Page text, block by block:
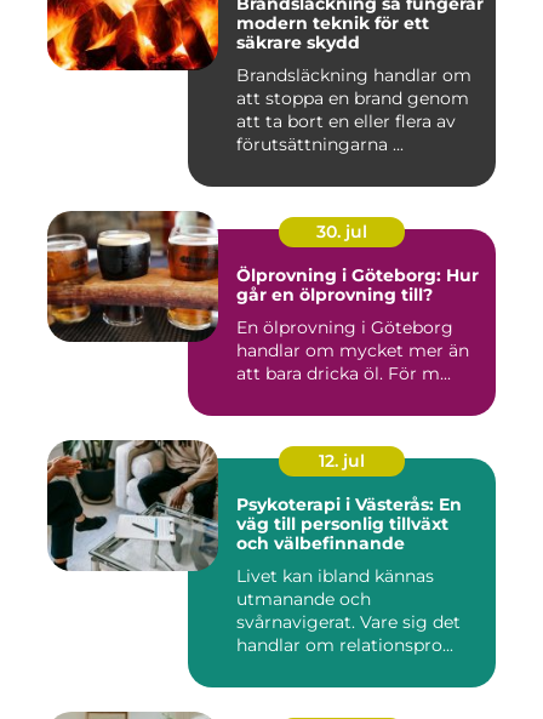
modern teknik för ett
säkrare skydd
Brandsläckning handlar om
att stoppa en brand genom
att ta bort en eller flera av
förutsättningarna ...
30. jul
Ölprovning i Göteborg: Hur
går en ölprovning till?
En ölprovning i Göteborg
handlar om mycket mer än
att bara dricka öl. För m...
12. jul
Psykoterapi i Västerås: En
väg till personlig tillväxt
och välbefinnande
Livet kan ibland kännas
utmanande och
svårnavigerat. Vare sig det
handlar om relationspro...